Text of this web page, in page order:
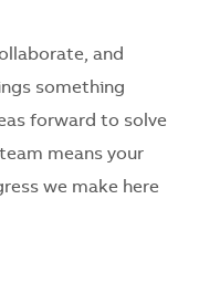
and
something
forward to solve
means your
we make here